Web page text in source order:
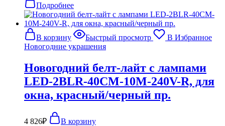
Подробнее
В корзину Быстрый просмотр
В Избранное
Новогодние украшения
Новогодний белт-лайт с лампами
LED-2BLR-40CM-10M-240V-R, для
окна, красный/черный пр.
4 826₽ В корзину